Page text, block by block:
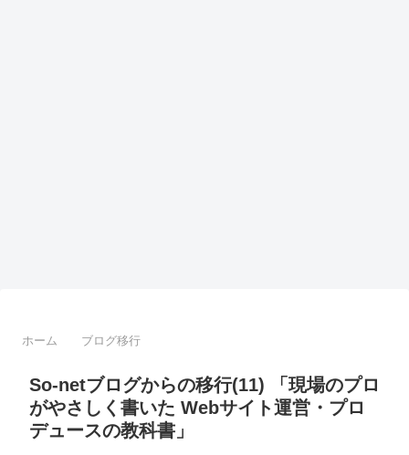
ホーム ブログ移行
So-netブログからの移行(11) 「現場のプロ
がやさしく書いた Webサイト運営・プロ
デュースの教科書」